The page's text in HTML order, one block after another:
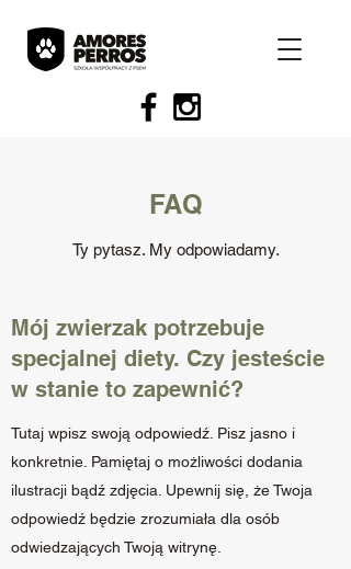
FAQ
Ty pytasz. My odpowiadamy.
Mój zwierzak potrzebuje
specjalnej diety. Czy jesteście
w stanie to zapewnić?
Tutaj wpisz swoją odpowiedź. Pisz jasno i
konkretnie. Pamiętaj o możliwości dodania
ilustracji bądź zdjęcia. Upewnij się, że Twoja
odpowiedź będzie zrozumiała dla osób
odwiedzających Twoją witrynę.